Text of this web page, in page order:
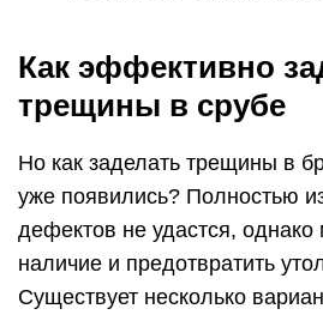
Как эффективно
трещины в срубе
Но как заделать трещины в
уже появились? Полностью
дефектов не удастся, однако
наличие и предотвратить
Существует несколько